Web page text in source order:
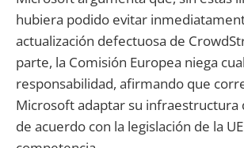
hubiera podido evitar
actualización defectuosa de
parte, la Comisión Europea niega
responsabilidad, afirmando que
Microsoft adaptar su infraestructura
de acuerdo con la legislación de la